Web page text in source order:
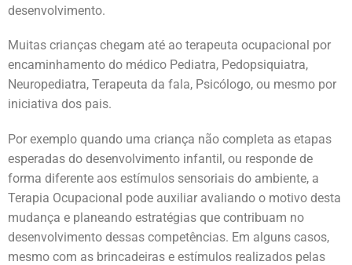
desenvolvimento.
Muitas crianças chegam até ao terapeuta ocupacional por
encaminhamento do médico Pediatra, Pedopsiquiatra,
Neuropediatra, Terapeuta da fala, Psicólogo, ou mesmo por
iniciativa dos pais.
Por exemplo quando uma criança não completa as etapas
esperadas do desenvolvimento infantil, ou responde de
forma diferente aos estímulos sensoriais do ambiente, a
Terapia Ocupacional pode auxiliar avaliando o motivo desta
mudança e planeando estratégias que contribuam no
desenvolvimento dessas competências. Em alguns casos,
mesmo com as brincadeiras e estímulos realizados pelas